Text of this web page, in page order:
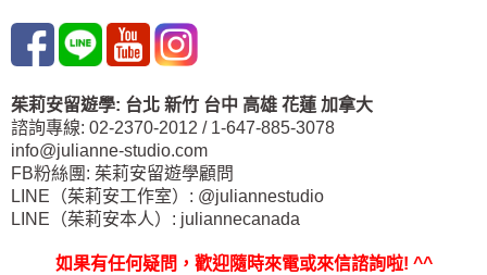
茱莉安留遊學: 台北 新竹 台中 高雄 花蓮 加拿大
諮詢專線: 02-2370-2012 / 1-647-885-3078
info@julianne-studio.com
FB粉絲團: 茱莉安留遊學顧問
LINE（茱莉安工作室）: @juliannestudio
LINE（茱莉安本人）: juliannecanada
如果有任何疑問，歡迎隨時來電或來信諮詢啦! ^^